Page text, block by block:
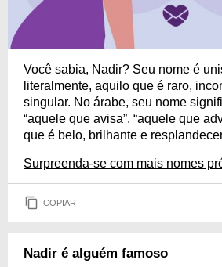
Você sabia, Nadir? Seu nome é
literalmente, aquilo que é raro,
singular. No árabe, seu nome
“aquele que avisa”, “aquele que
que é belo, brilhante e
Surpreenda-se com mais nomes
COPIAR
Nadir é alguém famoso